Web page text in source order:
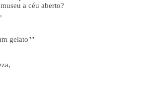
a céu aberto?
gelato""